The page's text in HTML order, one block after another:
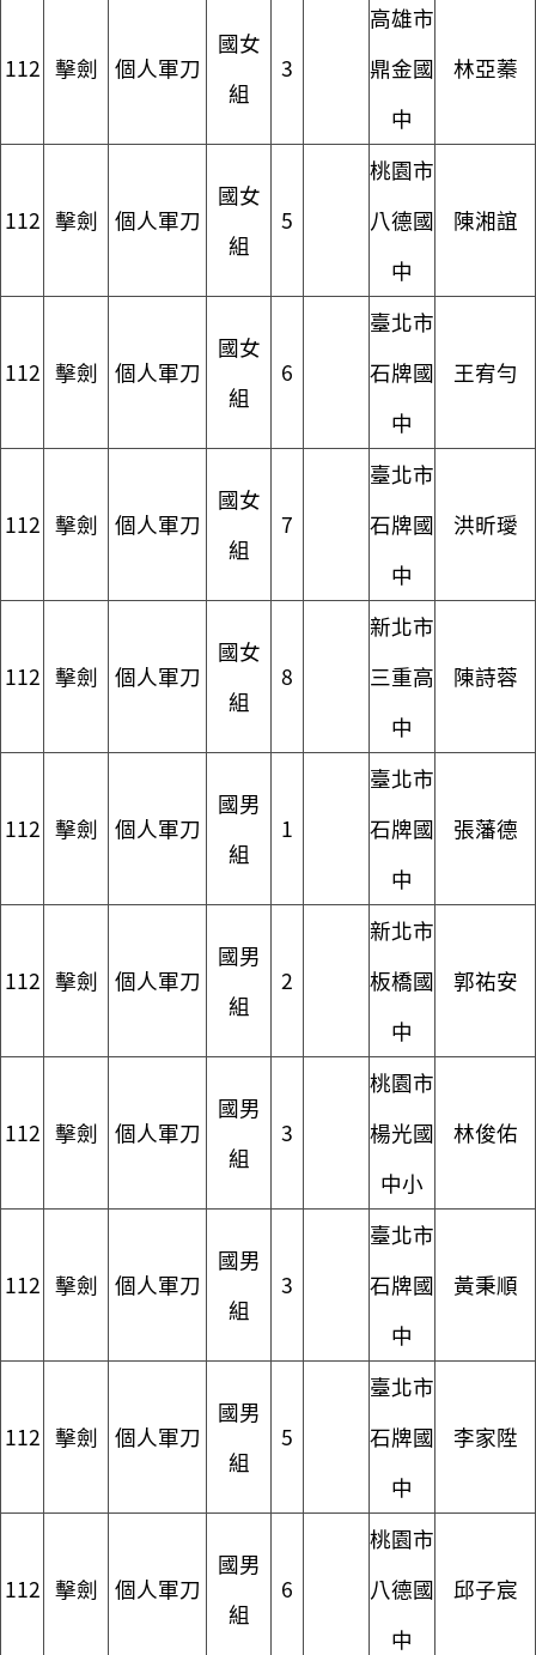
112 擊劍 個人軍刀
國女
組
3
高雄市
鼎金國
中
林亞蓁
112 擊劍 個人軍刀
國女
組
5
桃園市
八德國
中
陳湘誼
112 擊劍 個人軍刀
國女
組
6
臺北市
石牌國
中
王宥勻
112 擊劍 個人軍刀
國女
組
7
臺北市
石牌國
中
洪昕璦
112 擊劍 個人軍刀
國女
組
8
新北市
三重高
中
陳詩蓉
112 擊劍 個人軍刀
國男
組
1
臺北市
石牌國
中
張藩德
112 擊劍 個人軍刀
國男
組
2
新北市
板橋國
中
郭祐安
112 擊劍 個人軍刀
國男
組
3
桃園市
楊光國
中小
林俊佑
112 擊劍 個人軍刀
國男
組
3
臺北市
石牌國
中
黃秉順
112 擊劍 個人軍刀
國男
組
5
臺北市
石牌國
中
李家陞
112 擊劍 個人軍刀
國男
組
6
桃園市
八德國
中
邱子宸